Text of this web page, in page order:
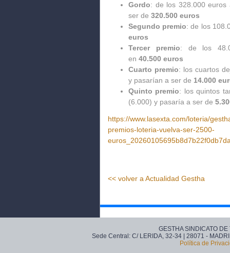
Gordo: de los 328.000
ser de 320.500 euros
Segundo premio: de los
euros
Tercer premio: de los
en 40.500 euros
Cuarto premio: los cuartos
y pasarían a ser de 14.000
Quinto premio: los quintos
(6.000) y pasaría a ser de
https://www.lasexta.com/loteria/
premios-loteria-vuelva-ser-2500-
<< volver a Actualidad Gestha
GESTHA SINDICATO
Sede Central: C/ LERIDA, 32-34 | 28071 -
Política de